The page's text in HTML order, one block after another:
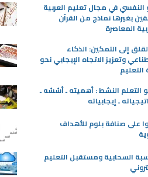
النفسي في مجال تعليم العربية
بغيرها نماذج من القرآن
المعاصرة
إلى التمكين: الذكاء
وتعزيز الاتجاه الإيجابي نحو
التعلم النشط : أهميته ـ أسُسُه ـ
ـ إيجابياته
على صنافة بلوم للأهداف
السحابية ومستقبل التعليم